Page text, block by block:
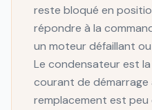
reste bloqué en
répondre à la
un moteur défaillant
Le condensateur est
courant de démarrage
remplacement est